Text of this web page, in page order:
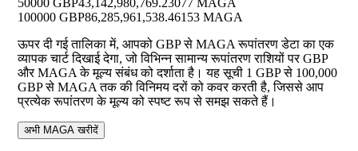
50000 GBP43,142,980,769.23077 MAGA
100000 GBP86,285,961,538.46153 MAGA
ऊपर दी गई तालिका में, आपको GBP से MAGA रूपांतरण डेटा का एक
व्यापक चार्ट दिखाई देगा, जो विभिन्न सामान्य रूपांतरण राशियों पर GBP
और MAGA के मूल्य संबंध को दर्शाता है। यह सूची 1 GBP से 100,000
GBP से MAGA तक की विनिमय दरों को कवर करती है, जिससे आप
प्रत्येक रूपांतरण के मूल्य को स्पष्ट रूप से समझ सकते हैं।
अभी MAGA खरीदें